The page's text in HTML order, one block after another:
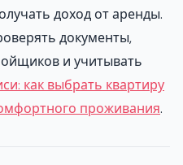
доход от аренды.
документы,
и учитывать
как выбрать квартиру
проживания.